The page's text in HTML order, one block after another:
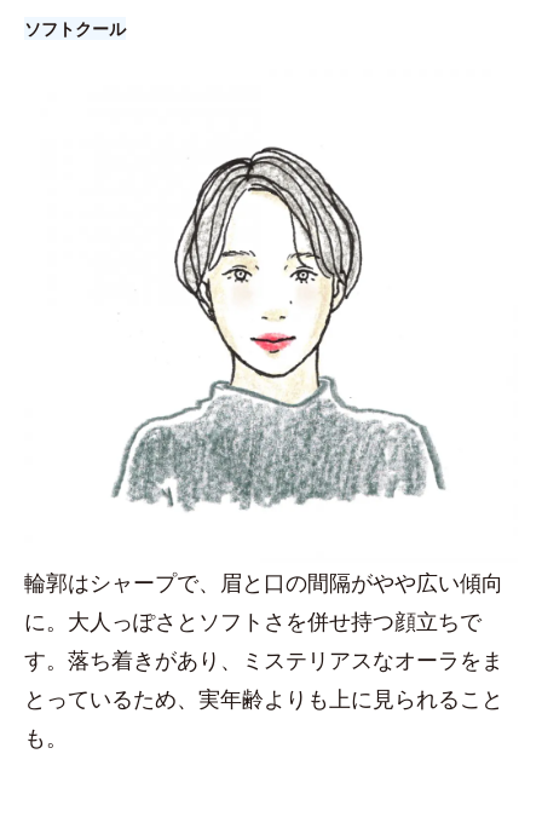
ソフトクール
輪郭はシャープで、眉と口の間隔がやや広い傾向
に。大人っぽさとソフトさを併せ持つ顔立ちで
す。落ち着きがあり、ミステリアスなオーラをま
とっているため、実年齢よりも上に見られること
も。